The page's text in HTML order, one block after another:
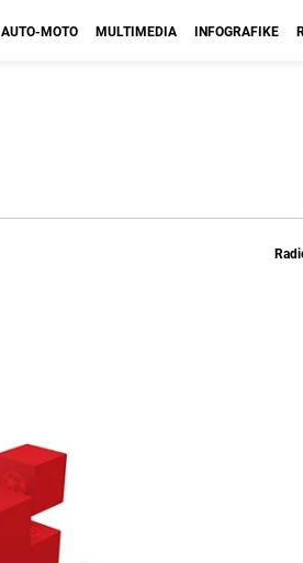
AUTO-MOTO MULTIMEDIA INFOGRAFIKE